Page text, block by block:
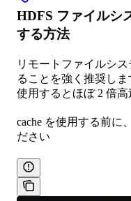
HDFS ファイルシ
する方法
リモートファイルシス
ることを強く推奨し
使用するとほぼ 2 倍高
cache を使用する前に、
ださい